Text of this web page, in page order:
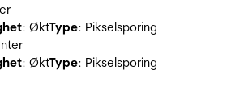
: ØktType: Pikselsporing
: ØktType: Pikselsporing